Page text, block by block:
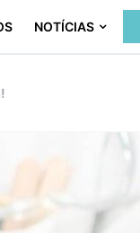
NOTÍCIAS